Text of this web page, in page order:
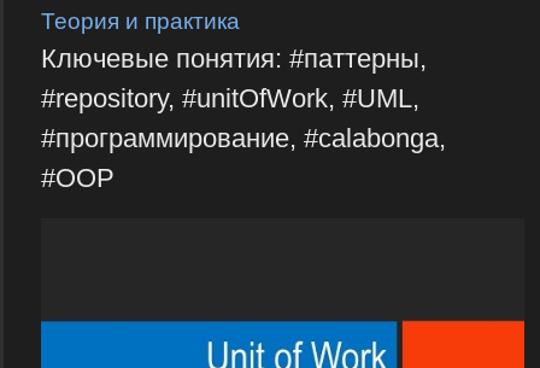
Теория и практика
Ключевые понятия: #паттерны,
#repository, #unitOfWork, #UML,
#программирование, #calabonga,
#OOP